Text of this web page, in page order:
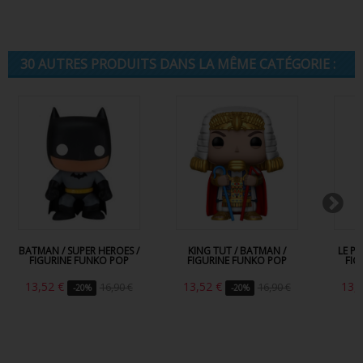
30 AUTRES PRODUITS DANS LA MÊME CATÉGORIE :
BATMAN / SUPER HEROES /
FIGURINE FUNKO POP
13,52 € -20% 16,90 €
KING TUT / BATMAN /
FIGURINE FUNKO POP
13,52 € -20% 16,90 €
LE